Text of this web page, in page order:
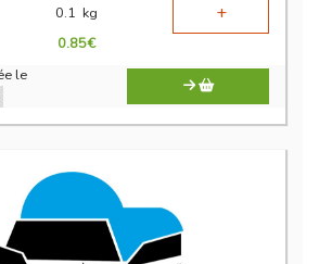
0.1 kg +
0.85€
le